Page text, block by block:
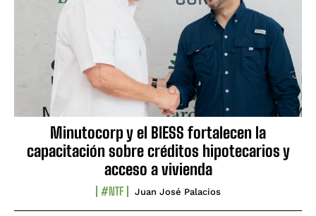
Minutocorp y el BIESS fortalecen la
capacitación sobre créditos hipotecarios y
acceso a vivienda
#NTF Juan José Palacios